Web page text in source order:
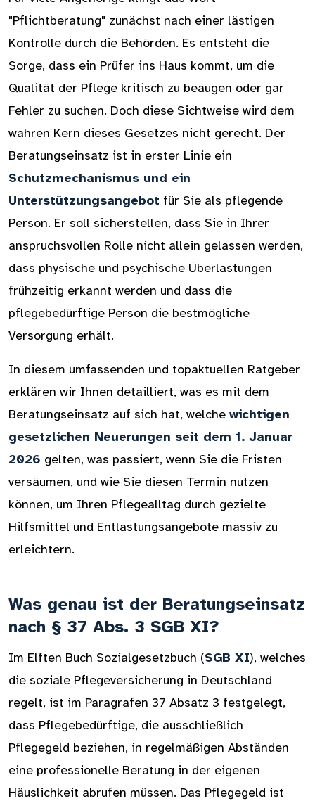
"Pflichtberatung" zunächst nach einer lästigen
Kontrolle durch die Behörden. Es entsteht die
Sorge, dass ein Prüfer ins Haus kommt, um die
Qualität der Pflege kritisch zu beäugen oder gar
Fehler zu suchen. Doch diese Sichtweise wird dem
wahren Kern dieses Gesetzes nicht gerecht. Der
Beratungseinsatz ist in erster Linie ein
Schutzmechanismus und ein
Unterstützungsangebot für Sie als pflegende
Person. Er soll sicherstellen, dass Sie in Ihrer
anspruchsvollen Rolle nicht allein gelassen werden,
dass physische und psychische Überlastungen
frühzeitig erkannt werden und dass die
pflegebedürftige Person die bestmögliche
Versorgung erhält.
In diesem umfassenden und topaktuellen Ratgeber
erklären wir Ihnen detailliert, was es mit dem
Beratungseinsatz auf sich hat, welche wichtigen
gesetzlichen Neuerungen seit dem 1. Januar
2026 gelten, was passiert, wenn Sie die Fristen
versäumen, und wie Sie diesen Termin nutzen
können, um Ihren Pflegealltag durch gezielte
Hilfsmittel und Entlastungsangebote massiv zu
erleichtern.
Was genau ist der Beratungseinsatz
nach § 37 Abs. 3 SGB XI?
Im Elften Buch Sozialgesetzbuch (SGB XI), welches
die soziale Pflegeversicherung in Deutschland
regelt, ist im Paragrafen 37 Absatz 3 festgelegt,
dass Pflegebedürftige, die ausschließlich
Pflegegeld beziehen, in regelmäßigen Abständen
eine professionelle Beratung in der eigenen
Häuslichkeit abrufen müssen. Das Pflegegeld ist